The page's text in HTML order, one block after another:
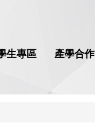
生專區 產學合作